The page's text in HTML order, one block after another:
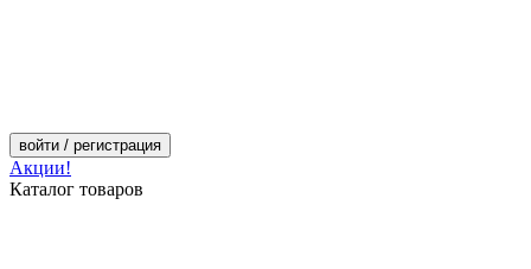
войти / регистрация
Акции!
Каталог товаров